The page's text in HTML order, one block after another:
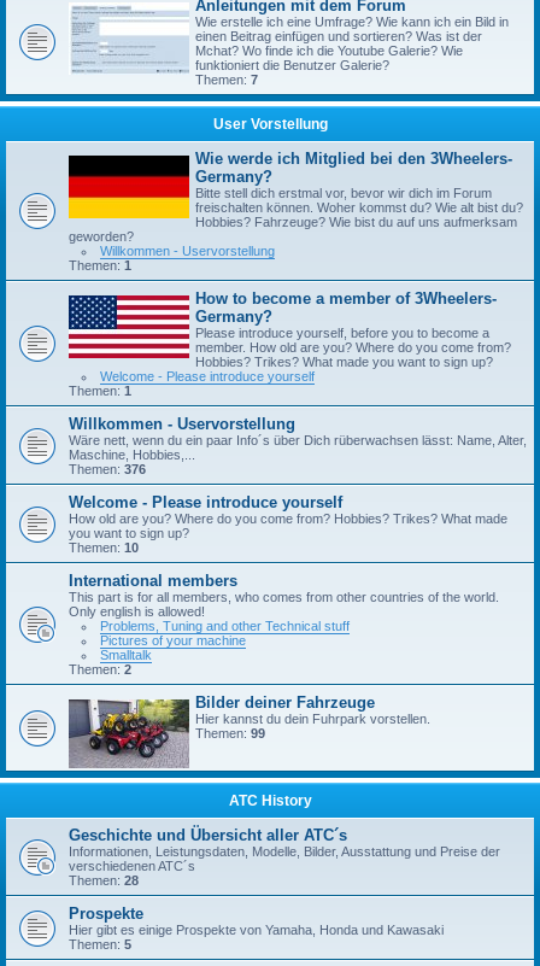
Anleitungen mit dem Forum
Wie erstelle ich eine Umfrage? Wie kann ich ein Bild in
einen Beitrag einfügen und sortieren? Was ist der
Mchat? Wo finde ich die Youtube Galerie? Wie
funktioniert die Benutzer Galerie?
Themen: 7
User Vorstellung
Wie werde ich Mitglied bei den 3Wheelers-
Germany?
Bitte stell dich erstmal vor, bevor wir dich im Forum
freischalten können. Woher kommst du? Wie alt bist du?
Hobbies? Fahrzeuge? Wie bist du auf uns aufmerksam
geworden?
Willkommen - Uservorstellung
Themen: 1
How to become a member of 3Wheelers-
Germany?
Please introduce yourself, before you to become a
member. How old are you? Where do you come from?
Hobbies? Trikes? What made you want to sign up?
Welcome - Please introduce yourself
Themen: 1
Willkommen - Uservorstellung
Wäre nett, wenn du ein paar Info´s über Dich rüberwachsen lässt: Name, Alter,
Maschine, Hobbies,...
Themen: 376
Welcome - Please introduce yourself
How old are you? Where do you come from? Hobbies? Trikes? What made
you want to sign up?
Themen: 10
International members
This part is for all members, who comes from other countries of the world.
Only english is allowed!
Problems, Tuning and other Technical stuff
Pictures of your machine
Smalltalk
Themen: 2
Bilder deiner Fahrzeuge
Hier kannst du dein Fuhrpark vorstellen.
Themen: 99
ATC History
Geschichte und Übersicht aller ATC´s
Informationen, Leistungsdaten, Modelle, Bilder, Ausstattung und Preise der
verschiedenen ATC´s
Themen: 28
Prospekte
Hier gibt es einige Prospekte von Yamaha, Honda und Kawasaki
Themen: 5